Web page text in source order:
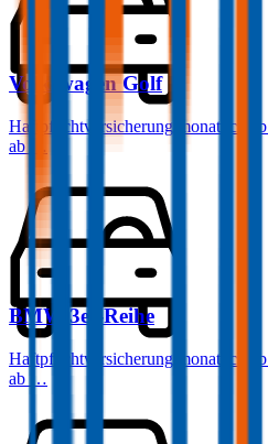
Volkswagen Golf
Haftpflichtversicherung monatlich ab
ab …
BMW 3er-Reihe
Haftpflichtversicherung monatlich ab
ab …